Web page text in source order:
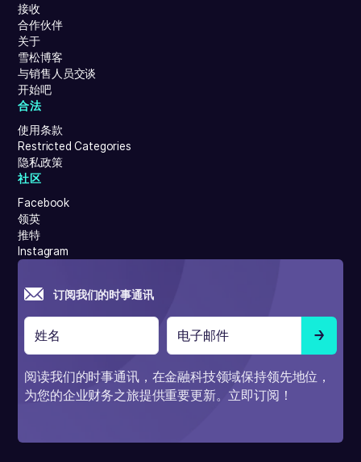
接收
合作伙伴
关于
雪松博客
与销售人员交谈
开始吧
合法
使用条款
Restricted Categories
隐私政策
社区
Facebook
领英
推特
Instagram
订阅我们的时事通讯
阅读我们的时事通讯，在金融科技领域保持领先地位，
为您的企业财务之旅提供重要更新。立即订阅！